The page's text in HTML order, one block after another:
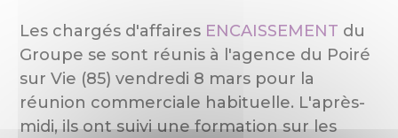
Les chargés d'affaires ENCAISSEMENT du
Groupe se sont réunis à l'agence du Poiré
sur Vie (85) vendredi 8 mars pour la
réunion commerciale habituelle. L'après-
midi, ils ont suivi une formation sur les